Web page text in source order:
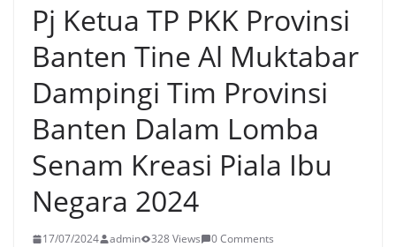
Pj Ketua TP PKK Provinsi
Banten Tine Al Muktabar
Dampingi Tim Provinsi
Banten Dalam Lomba
Senam Kreasi Piala Ibu
Negara 2024
17/07/2024 admin 328 Views 0 Comments